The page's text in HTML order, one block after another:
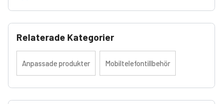
Relaterade Kategorier
Anpassade produkter Mobiltelefontillbehör